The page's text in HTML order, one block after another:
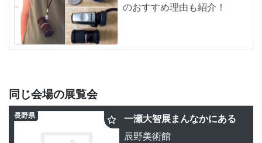
のおすすめ理由も紹介！
同じ会場の展覧会
一瀬大智展まんなかにある
辰野美術館
長野県